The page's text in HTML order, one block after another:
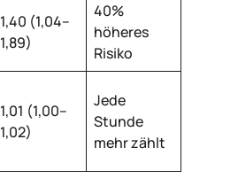
1,40 (1,04–
1,89)
40%
höheres
Risiko
1,01 (1,00–
1,02)
Jede
Stunde
mehr zählt